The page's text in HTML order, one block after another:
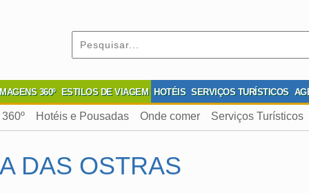
360º ESTILOS DE VIAGEM HOTÉIS SERVIÇOS TURÍSTICOS
Hotéis e Pousadas Onde comer Serviços Turísticos
DAS OSTRAS